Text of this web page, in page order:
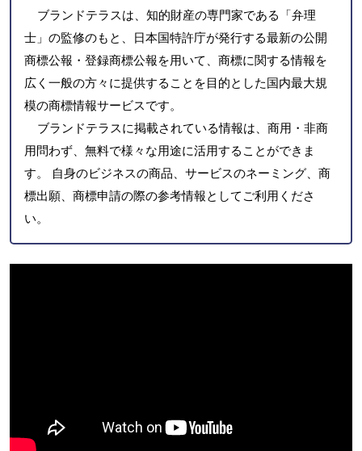
ブランドテラスは、知的財産の専門家である「弁理
士」の監修のもと、日本国特許庁が発行する最新の公開
商標公報・登録商標公報を用いて、商標に関する情報を
広く一般の方々に提供することを目的とした国内最大規
模の商標情報サービスです。
ブランドテラスに掲載されている情報は、商用・非商
用問わず、無料で様々な用途に活用することができま
す。 自身のビジネスの商品、サービスのネーミング、商
標出願、商標申請の際の参考情報としてご利用くださ
い。